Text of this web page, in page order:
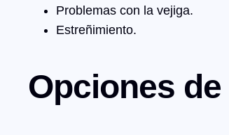
Problemas con la vejiga.
Estreñimiento.
Opciones